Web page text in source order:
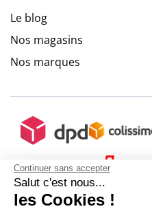
Continuer sans accepter
Salut c'est nous...
les Cookies !
Le blog
Nos magasins
Nos marques